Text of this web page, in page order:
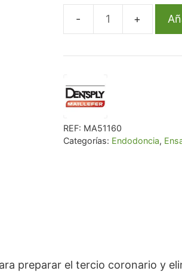
€ 29,74.
€
19Mm.001
6U
cantidad
REF: MA51160
Categorías: Endodoncia,
preparar el tercio coronario y